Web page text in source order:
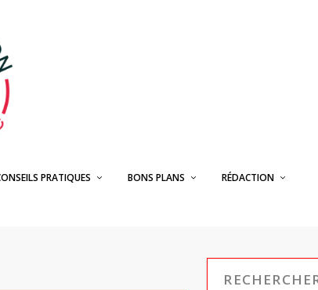
PRATIQUES BONS PLANS RÉDACTION